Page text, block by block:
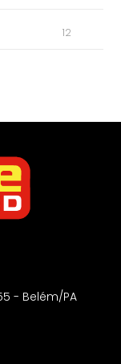
12
- Belém/PA